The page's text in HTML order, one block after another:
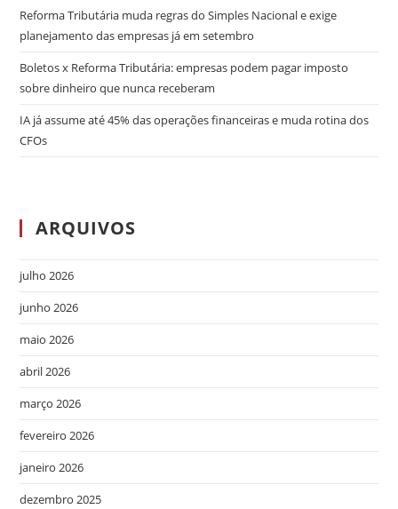
Reforma Tributária muda regras do Simples Nacional e exige
planejamento das empresas já em setembro
Boletos x Reforma Tributária: empresas podem pagar imposto
sobre dinheiro que nunca receberam
IA já assume até 45% das operações financeiras e muda rotina dos
CFOs
ARQUIVOS
julho 2026
junho 2026
maio 2026
abril 2026
março 2026
fevereiro 2026
janeiro 2026
dezembro 2025